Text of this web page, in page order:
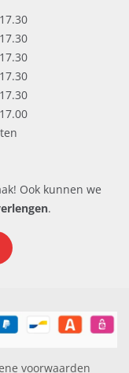
Ook kunnen we
.
voorwaarden